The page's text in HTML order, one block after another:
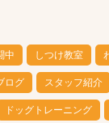
中 しつけ教室
ログ スタッフ紹介
ドッグトレーニング